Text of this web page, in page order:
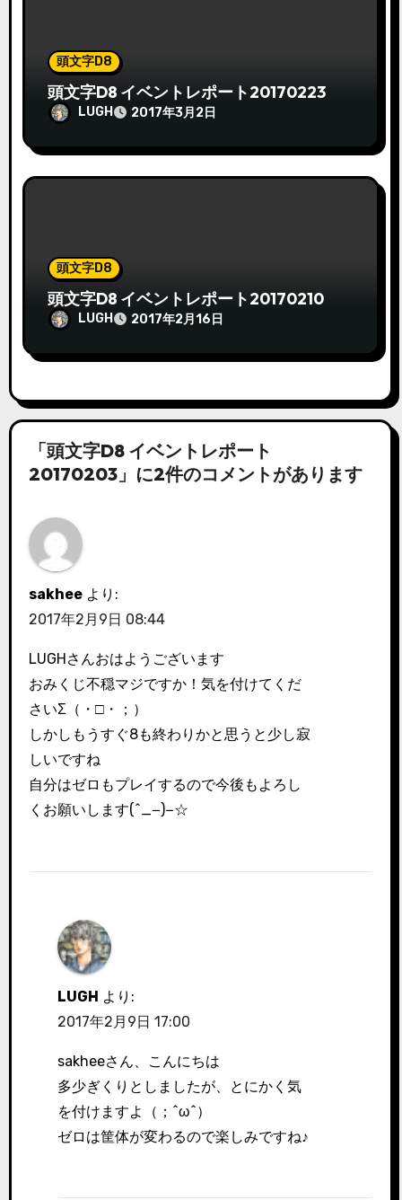
頭文字D8
頭文字D8 イベントレポート20170223
LUGH 2017年3月2日
頭文字D8
頭文字D8 イベントレポート20170210
LUGH 2017年2月16日
「頭文字D8 イベントレポート
20170203」に2件のコメントがあります
sakhee より:
2017年2月9日 08:44
LUGHさんおはようございます
おみくじ不穏マジですか！気を付けてくだ
さいΣ（・□・；）
しかしもうすぐ8も終わりかと思うと少し寂
しいですね
自分はゼロもプレイするので今後もよろし
くお願いします(^_−)−☆
LUGH より:
2017年2月9日 17:00
sakheeさん、こんにちは
多少ぎくりとしましたが、とにかく気
を付けますよ（；^ω^）
ゼロは筐体が変わるので楽しみですね♪